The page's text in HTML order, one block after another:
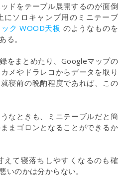
ドをテーブル展開するのが面倒
にソロキャンプ用のミニテーブ
ク WOOD天板 のようなものを
る。
をまとめたり、Googleマップの
メやドラレコからデータを取り
寝前の晩酌程度であれば、この
なときも、ミニテーブルだと簡
まゴロンとなることができるか
えて寝落ちしやすくなるのも確
いのかは分からない。